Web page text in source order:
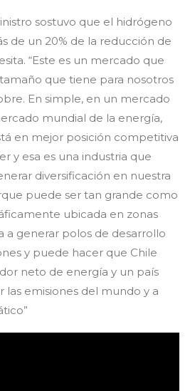
sostuvo que el hidrógeno
de un 20% de la reducción de
“Este es un mercado que
que tiene para nosotros
En simple, en un mercado
mundial de la energía,
en mejor posición competitiva
y esa es una industria que
diversificación en nuestra
puede ser tan grande como
ubicada en zonas
a generar polos de desarrollo
y puede hacer que Chile
neto de energía y un país
las emisiones del mundo y a